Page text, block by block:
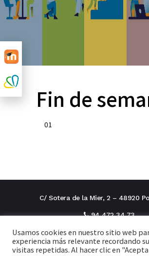
Fin de
01
C/ Sotera de la Mier, 2 – 48920
94 472 34 73
Usamos cookies en nuestro sitio web
experiencia más relevante recordando
visitas repetidas. Al hacer clic en